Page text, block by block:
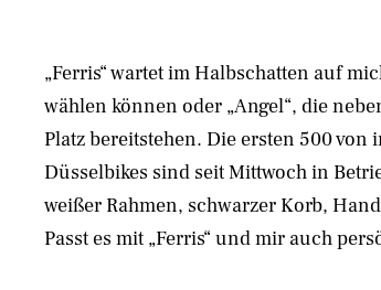
„Ferris“ wartet im Halbschatten auf
wählen können oder „Angel“, die
Platz bereitstehen. Die ersten 500 von
Düsselbikes sind seit Mittwoch in
weißer Rahmen, schwarzer Korb,
Passt es mit „Ferris“ und mir auch